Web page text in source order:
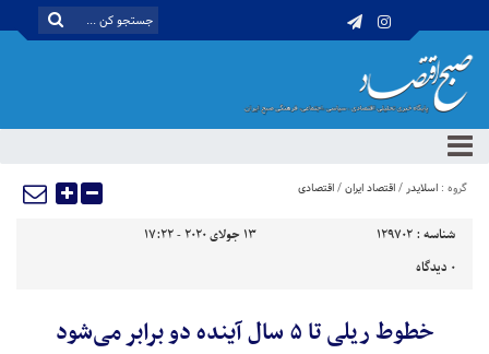
گروه : اسلایدر/اقتصاد ایران/اقتصادی
شناسه : 129702
13 جولای 2020 - 17:22
0 دیدگاه
خطوط ریلی تا ۵ سال آینده دو برابر می‌شود